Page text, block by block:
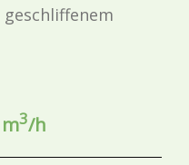
geschliffenem
3/h